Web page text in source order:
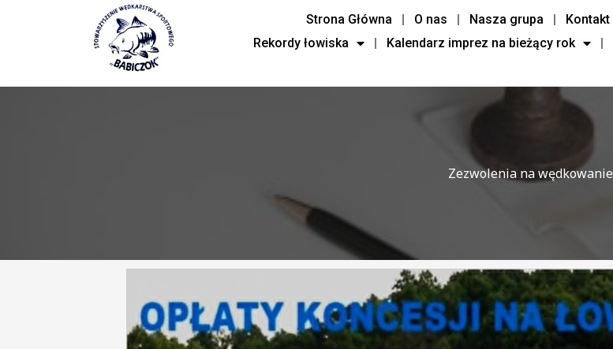
Strona Główna O nas Nasza grupa Kontakt
Rekordy łowiska
Kalendarz imprez na bieżący rok
Zezwolenia na wędkowanie